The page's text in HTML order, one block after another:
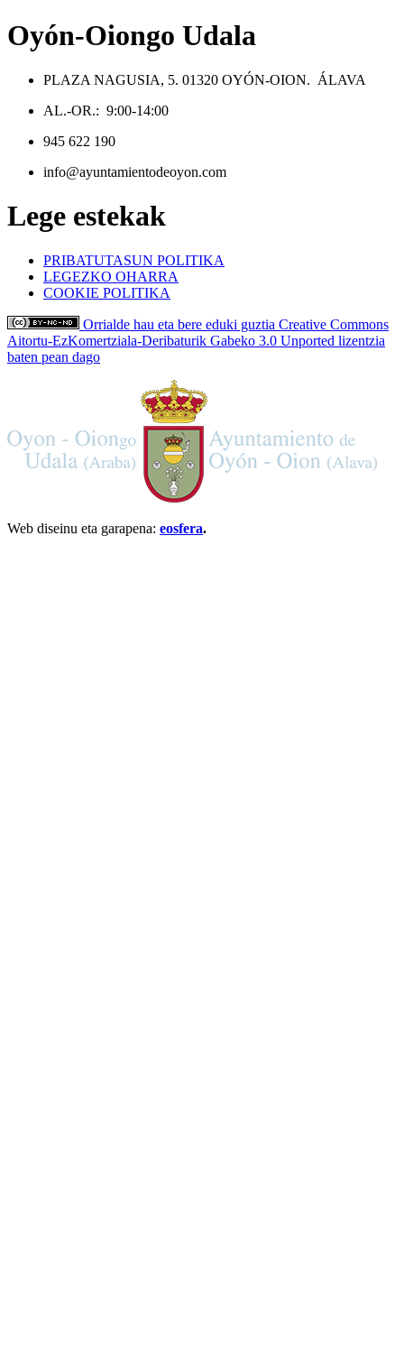
Oyón-Oiongo Udala
PLAZA NAGUSIA, 5. 01320 OYÓN-OION. ÁLAVA
AL.-OR.: 9:00-14:00
945 622 190
info@ayuntamientodeoyon.com
Lege estekak
PRIBATUTASUN POLITIKA
LEGEZKO OHARRA
COOKIE POLITIKA
Orrialde hau eta bere eduki guztia Creative Commons
Aitortu-EzKomertziala-Deribaturik Gabeko 3.0 Unported lizentzia
baten pean dago
Web diseinu eta garapena: eosfera.